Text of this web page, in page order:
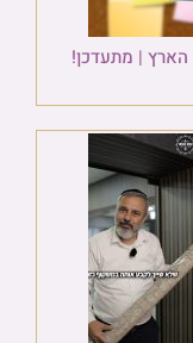
הארץ | מתעדכן!